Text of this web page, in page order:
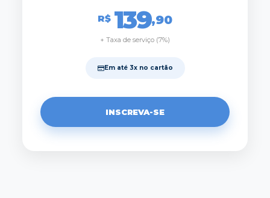
R$ 139,90
+ Taxa de serviço (7%)
Em até 3x no cartão
INSCREVA-SE